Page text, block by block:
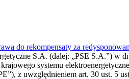
do rekompensaty za
S.A. (dalej: „PSE S.A.”) w
systemu
z uwzględnieniem art. 30 ust. 5